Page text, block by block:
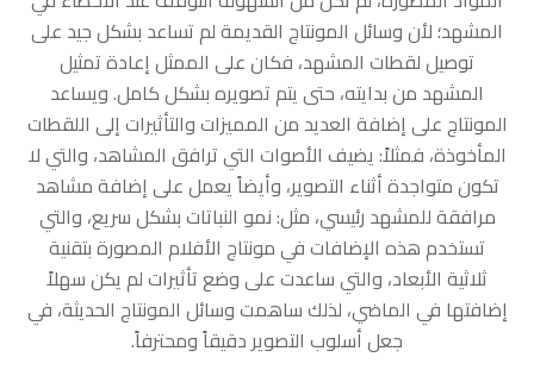
المشهد؛ لأن وسائل المونتاج القديمة لم تساعد بشكل جيد على
توصيل لقطات المشهد، فكان على الممثل إعادة تمثيل
المشهد من بدايته، حتى يتم تصويره بشكل كامل. ويساعد
المونتاج على إضافة العديد من المميزات والتأثيرات إلى اللقطات
المأخوذة، فمثلاً: يضيف الأصوات التي ترافق المشاهد، والتي لا
تكون متواجدة أثناء التصوير، وأيضاً يعمل على إضافة مشاهد
مرافقة للمشهد رئيسي، مثل: نمو النباتات بشكل سريع، والتي
تستخدم هذه الإضافات في مونتاج الأفلام المصورة بتقنية
ثلاثية الأبعاد، والتي ساعدت على وضع تأثيرات لم يكن سهلاً
إضافتها في الماضي، لذلك ساهمت وسائل المونتاج الحديثة، في
جعل أسلوب التصوير دقيقاً ومحترفاً.